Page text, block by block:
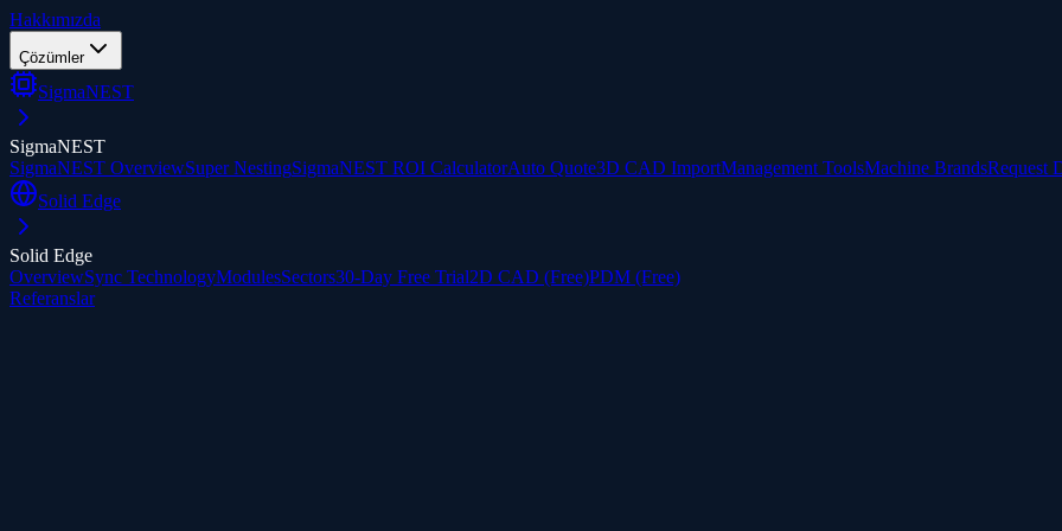
Hakkımızda
Çözümler
SigmaNEST
SigmaNEST
SigmaNEST OverviewSuper NestingSigmaNEST ROI CalculatorAuto Quote3D CAD ImportManagement ToolsMachine BrandsRequest
Solid Edge
Solid Edge
OverviewSync TechnologyModulesSectors30-Day Free Trial2D CAD (Free)PDM (Free)
Referanslar